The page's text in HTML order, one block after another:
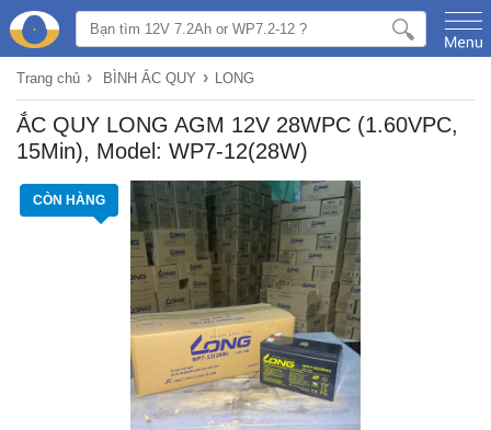
Trang chủ › BÌNH ẮC QUY › LONG
ẮC QUY LONG AGM 12V 28WPC (1.60VPC,
15Min), Model: WP7-12(28W)
CÒN HÀNG